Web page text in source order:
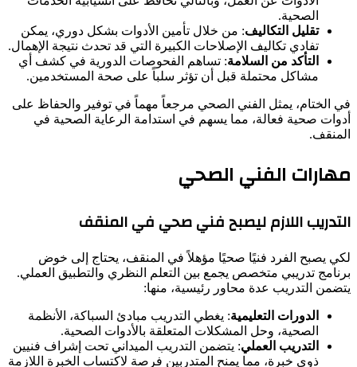
الصحية.
تقليل التكاليف: من خلال تأمين الأدوات بشكل دوري، يمكن
تفادي تكاليف الإصلاحات الكبيرة التي قد تحدث نتيجة الإهمال.
التأكد من السلامة: تساهم الفحوصات الدورية في كشف أي
مشاكل محتملة قبل أن تؤثر سلباً على صحة المستخدمين.
في الختام، يمثل الفني الصحي مرجعاً مهماً في توفير والحفاظ على
أدوات صحية فعالة، مما يسهم في استدامة الرعاية الصحية في
المنقف.
مهارات الفني الصحي
التدريب اللازم ليصبح فني صحي في المنقف
لكي يصبح الفرد فنيًا صحيًا مؤهلاً في المنقف، يحتاج إلى خوض
برنامج تدريبي متخصص يجمع بين التعلم النظري والتطبيق العملي.
يتضمن التدريب عدة محاور رئيسية، منها:
الدورات التعليمية: يغطي التدريب مبادئ السباكة، الأنظمة
الصحية، وحل المشكلات المتعلقة بالأدوات الصحية.
التدريب العملي: يتضمن التدريب الميداني تحت إشراف فنيين
ذوي خبرة، مما يمنح المتدربين فرصة لاكتساب الخبرة اللازمة